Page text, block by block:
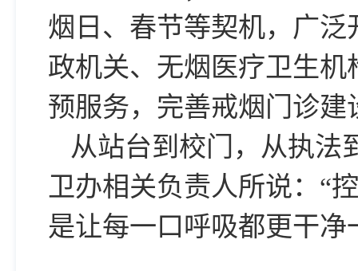
烟日、春节等契机，广
政机关、无烟医疗卫生
预服务，完善戒烟门诊建
从站台到校门，从执法
卫办相关负责人所说：“
是让每一口呼吸都更干净